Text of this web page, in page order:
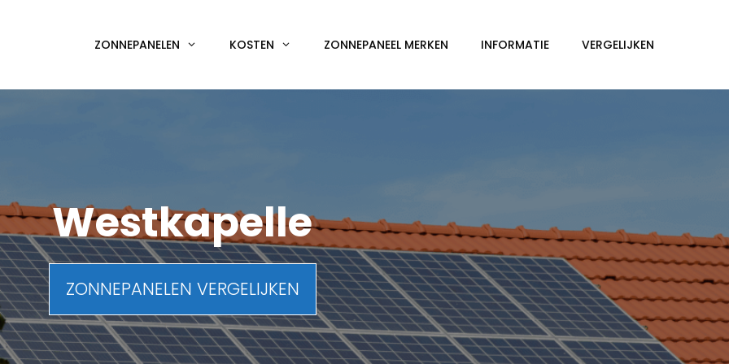
ZONNEPANELEN KOSTEN ZONNEPANEEL MERKEN INFORMATIE VERGELIJKEN
Westkapelle
ZONNEPANELEN VERGELIJKEN